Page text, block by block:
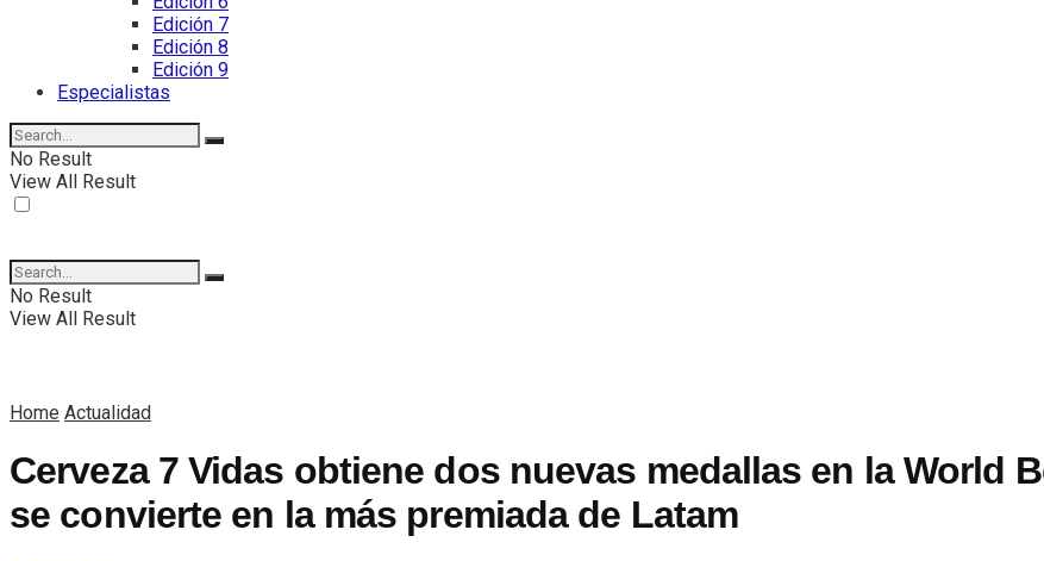
Edición 7
Edición 8
Edición 9
Especialistas
No Result
View All Result
No Result
View All Result
Home Actualidad
Cerveza 7 Vidas obtiene dos nuevas medallas en la World
se convierte en la más premiada de Latam